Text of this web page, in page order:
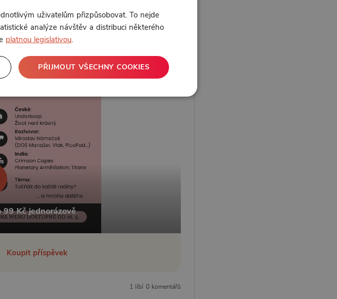
99 Kč jednorázově
Koupit příspěvek
1 líbí 0 komentářů
uživatelům přizpůsobovat. To nejde
analýze návštěv a distribuci některého
platnou legislativou.
PŘIJMOUT VŠECHNY COOKIES